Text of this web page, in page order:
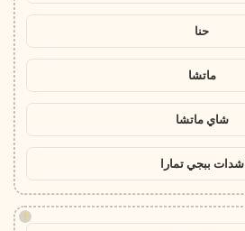
حنا
ماتشا
شاي ماتشا
شدات ببجي تمارا
!